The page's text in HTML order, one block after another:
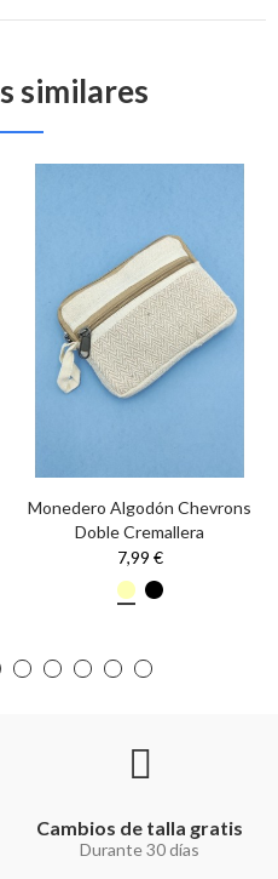
similares
Monedero Algodón Chevrons
Doble Cremallera
7,99 €
Cambios de talla gratis
Durante 30 días